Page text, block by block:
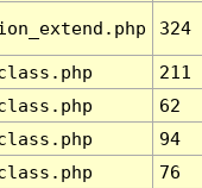
324
211
62
94
76